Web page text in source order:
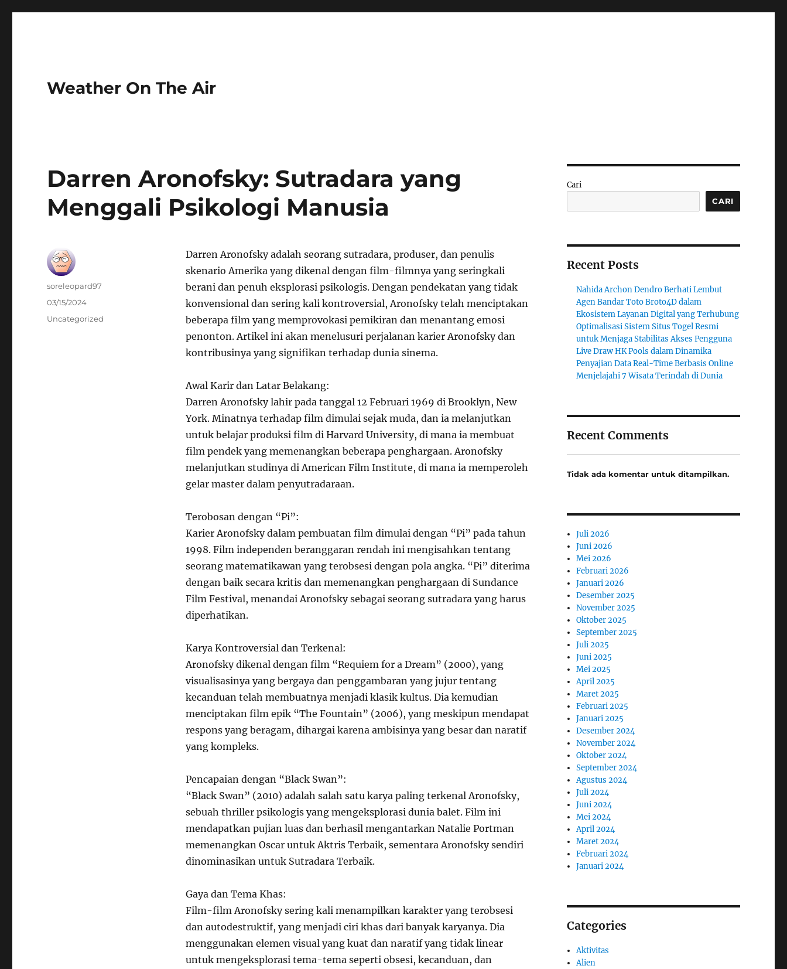
Weather On The Air
Darren Aronofsky: Sutradara yang
Menggali Psikologi Manusia
Darren Aronofsky adalah seorang sutradara, produser, dan penulis
skenario Amerika yang dikenal dengan film-filmnya yang seringkali
berani dan penuh eksplorasi psikologis. Dengan pendekatan yang tidak
konvensional dan sering kali kontroversial, Aronofsky telah menciptakan
beberapa film yang memprovokasi pemikiran dan menantang emosi
penonton. Artikel ini akan menelusuri perjalanan karier Aronofsky dan
kontribusinya yang signifikan terhadap dunia sinema.
Awal Karir dan Latar Belakang:
Darren Aronofsky lahir pada tanggal 12 Februari 1969 di Brooklyn, New
York. Minatnya terhadap film dimulai sejak muda, dan ia melanjutkan
untuk belajar produksi film di Harvard University, di mana ia membuat
film pendek yang memenangkan beberapa penghargaan. Aronofsky
melanjutkan studinya di American Film Institute, di mana ia memperoleh
gelar master dalam penyutradaraan.
Terobosan dengan “Pi”:
Karier Aronofsky dalam pembuatan film dimulai dengan “Pi” pada tahun
1998. Film independen beranggaran rendah ini mengisahkan tentang
seorang matematikawan yang terobsesi dengan pola angka. “Pi” diterima
dengan baik secara kritis dan memenangkan penghargaan di Sundance
Film Festival, menandai Aronofsky sebagai seorang sutradara yang harus
diperhatikan.
Karya Kontroversial dan Terkenal:
Aronofsky dikenal dengan film “Requiem for a Dream” (2000), yang
visualisasinya yang bergaya dan penggambaran yang jujur tentang
kecanduan telah membuatnya menjadi klasik kultus. Dia kemudian
menciptakan film epik “The Fountain” (2006), yang meskipun mendapat
respons yang beragam, dihargai karena ambisinya yang besar dan naratif
yang kompleks.
Pencapaian dengan “Black Swan”:
“Black Swan” (2010) adalah salah satu karya paling terkenal Aronofsky,
sebuah thriller psikologis yang mengeksplorasi dunia balet. Film ini
mendapatkan pujian luas dan berhasil mengantarkan Natalie Portman
memenangkan Oscar untuk Aktris Terbaik, sementara Aronofsky sendiri
dinominasikan untuk Sutradara Terbaik.
Gaya dan Tema Khas:
Film-film Aronofsky sering kali menampilkan karakter yang terobsesi
dan autodestruktif, yang menjadi ciri khas dari banyak karyanya. Dia
menggunakan elemen visual yang kuat dan naratif yang tidak linear
untuk mengeksplorasi tema-tema seperti obsesi, kecanduan, dan
Author
soreleopard97
Posted
03/15/2024
Categories
Uncategorized
Cari
CARI
Recent Posts
Nahida Archon Dendro Berhati Lembut
Agen Bandar Toto Broto4D dalam
Ekosistem Layanan Digital yang Terhubung
Optimalisasi Sistem Situs Togel Resmi
untuk Menjaga Stabilitas Akses Pengguna
Live Draw HK Pools dalam Dinamika
Penyajian Data Real-Time Berbasis Online
Menjelajahi 7 Wisata Terindah di Dunia
Recent Comments
Tidak ada komentar untuk ditampilkan.
Juli 2026
Juni 2026
Mei 2026
Februari 2026
Januari 2026
Desember 2025
November 2025
Oktober 2025
September 2025
Juli 2025
Juni 2025
Mei 2025
April 2025
Maret 2025
Februari 2025
Januari 2025
Desember 2024
November 2024
Oktober 2024
September 2024
Agustus 2024
Juli 2024
Juni 2024
Mei 2024
April 2024
Maret 2024
Februari 2024
Januari 2024
Categories
Aktivitas
Alien